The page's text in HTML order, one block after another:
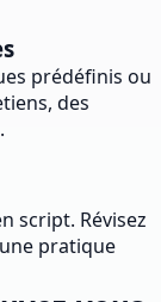
prédéfinis ou
des
script. Révisez
pratique